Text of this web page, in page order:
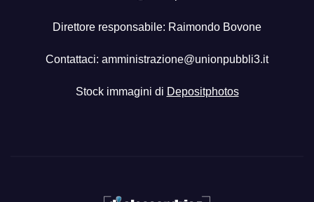
Direttore responsabile: Raimondo Bovone
Contattaci: amministrazione@unionpubbli3.it
Stock immagini di Depositphotos